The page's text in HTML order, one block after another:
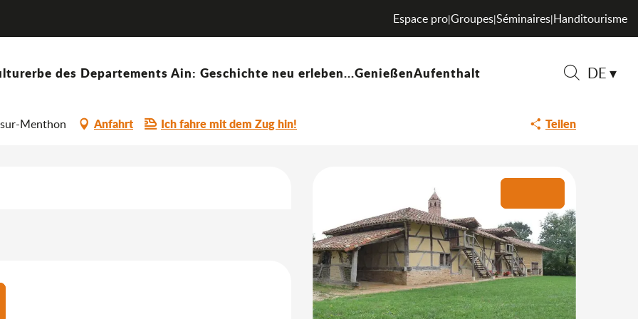
DE
Espace pro|Groupes|Séminaires|Handitourisme
des Departements Ain: Geschichte neu erleben...GenießenAufenthalt
10:00
Menthon Anfahrt Ich fahre mit dem Zug hin! Teilen